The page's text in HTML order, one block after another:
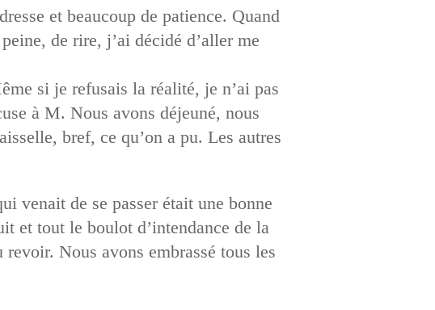
et beaucoup de patience. Quand
de rire, j’ai décidé d’aller me
si je refusais la réalité, je n’ai pas
à M. Nous avons déjeuné, nous
bref, ce qu’on a pu. Les autres
venait de se passer était une bonne
et tout le boulot d’intendance de la
Nous avons embrassé tous les